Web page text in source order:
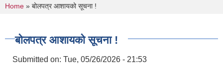
You are here
Home » बोलपत्र आशायको सूचना !
बोलपत्र आशायको सूचना !
Submitted on: Tue, 05/26/2026 - 21:53